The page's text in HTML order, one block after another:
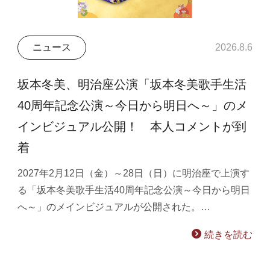
ニュース 2026.8.6
坂本冬美、明治座公演「坂本冬美歌手生活
40周年記念公演～今日から明日へ～」のメ
インビジュアル公開！ 本人コメントが到
着
2027年2月12日（金）～28日（日）に明治座で上演す
る「坂本冬美歌手生活40周年記念公演～今日から明日
へ～」のメインビジュアルが公開された。…
続きを読む